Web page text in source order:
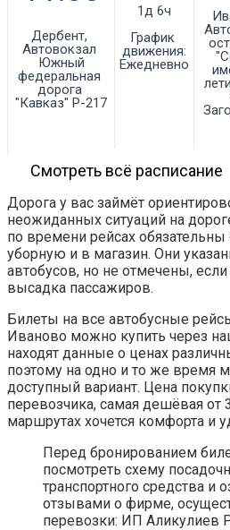
Дербент,
Автовокзал
Южный
федеральная
дорога
"Кавказ" Р-217
1д 6ч
График
движения:
Ежедневно
Смотреть всё расписание
Дорога у вас займёт
неожиданных ситуаций на
по времени рейсах обязательны
уборную и в магазин. Они
автобусов, но не отмечены,
высадка пассажиров.
Билеты на все автобусные
Иваново можно купить через
находят данные о ценах
поэтому на одно и то же время
доступный вариант. Цена
перевозчика, самая дешёвая от
маршрутах хочется комфорта и
Перед бронированием
посмотреть схему
транспортного средства и
отзывами о фирме,
перевозки: ИП Аликулиев